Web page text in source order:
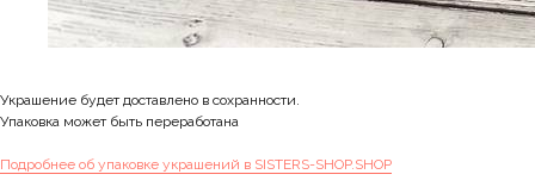
Украшение будет доставлено в сохранности.
Упаковка может быть переработана
Подробнее об упаковке украшений в SISTERS-SHOP.SHOP